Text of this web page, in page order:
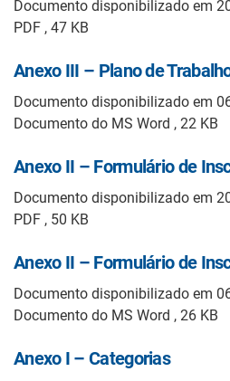
Documento disponibilizado em
PDF , 47 KB
Anexo III – Plano de
Documento disponibilizado em
Documento do MS Word , 22 KB
Anexo II – Formulário de
Documento disponibilizado em
PDF , 50 KB
Anexo II – Formulário de
Documento disponibilizado em
Documento do MS Word , 26 KB
Anexo I – Categorias